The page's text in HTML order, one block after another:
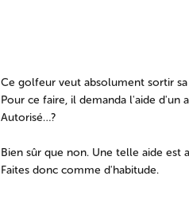
Ce golfeur veut absolument sortir
Pour ce faire, il demanda l'aide d'un
Autorisé…?
Bien sûr que non. Une telle aide est
Faites donc comme d'habitude.